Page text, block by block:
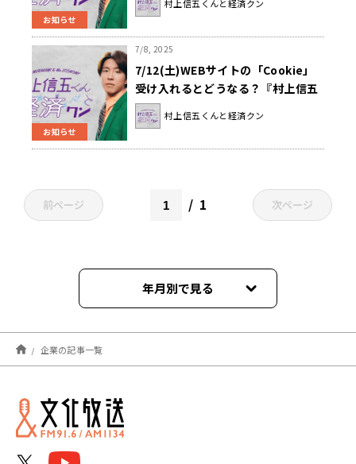
お知らせ
と経済クン』
村上信五くんと経済クン
お知らせ
7/8, 2025
7/12(土)WEBサイトの「Cookie」
受け入れるとどうなる？『村上信五
くんと経済クン』
村上信五くんと経済クン
前ページ 1 次ページ
年月別で見る
2026年07月
2026年03月
2025年08月
企業の記事一覧